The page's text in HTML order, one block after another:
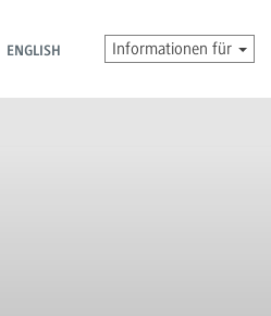
ENGLISH Informationen für